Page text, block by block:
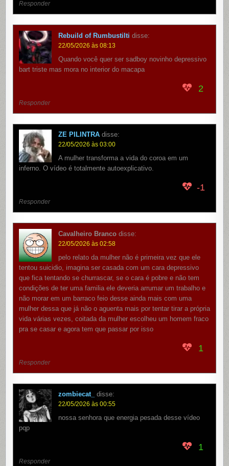
Responder
Rebuild of Rumbustilti disse:
22/05/2026 às 08:13
Quando você quer ser sadboy novinho depressivo
bart triste mas mora no interior do macapa
2
Responder
ZE PILINTRA disse:
22/05/2026 às 03:00
A mulher transforma a vida do coroa em um
inferno. O vídeo é totalmente autoexplicativo.
-1
Responder
Cavalheiro Branco disse:
22/05/2026 às 02:58
pelo relato da mulher não é primeira vez que ele
tentou suicidio, imagina ser casada com um cara depressivo
que fica tentando se churrascar, se o cara é pobre e não tem
condições de ter uma familia ele deveria arrumar um trabalho e
não morar em um barraco feio desse ainda mais com uma
mulher dessa que já não o aguenta mais por tentar tirar a própria
vida várias vezes, coitada da mulher escolheu um homem fraco
pra se casar e agora tem que passar por isso
1
Responder
zombiecat_ disse:
22/05/2026 às 00:55
nossa senhora que energia pesada desse vídeo
pqp
1
Responder